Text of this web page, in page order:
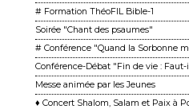
# Formation ThéoFIL Bible-1
Soirée "Chant des psaumes"
# Conférence "Quand la Sorbonne
Conférence-Débat "Fin de vie :
Messe animée par les Jeunes
♦ Concert Shalom, Salam et Paix à